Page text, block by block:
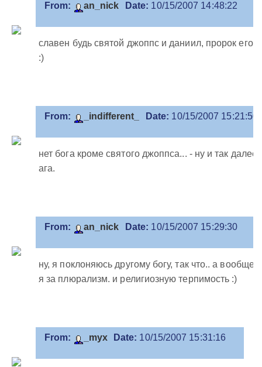
From: an_nick Date: 10/15/2007 14:48:22
славен будь святой джоппс и даниил, пророк его
:)
From: _indifferent_ Date: 10/15/2007 15:21:50
нет бога кроме святого джоппса... - ну и так далее,
ага.
From: an_nick Date: 10/15/2007 15:29:30
ну, я поклоняюсь другому богу, так что.. а вообще
я за плюрализм. и религиозную терпимость :)
From: _myx Date: 10/15/2007 15:31:16